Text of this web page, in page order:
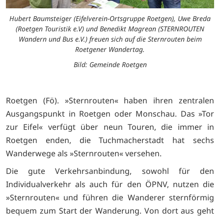
Hubert Baumsteiger (Eifelverein-Ortsgruppe Roetgen), Uwe Breda
(Roetgen Touristik e.V) und Benedikt Magrean (STERNROUTEN
Wandern und Bus e.V.) freuen sich auf die Sternrouten beim
Roetgener Wandertag.
Bild: Gemeinde Roetgen
Roetgen (Fö). »Sternrouten« haben ihren zentralen
Ausgangspunkt in Roetgen oder Monschau. Das »Tor
zur Eifel« verfügt über neun Touren, die immer in
Roetgen enden, die Tuchmacherstadt hat sechs
Wanderwege als »Sternrouten« versehen.
Die gute Verkehrsanbindung, sowohl für den
Individualverkehr als auch für den ÖPNV, nutzen die
»Sternrouten« und führen die Wanderer sternförmig
bequem zum Start der Wanderung. Von dort aus geht